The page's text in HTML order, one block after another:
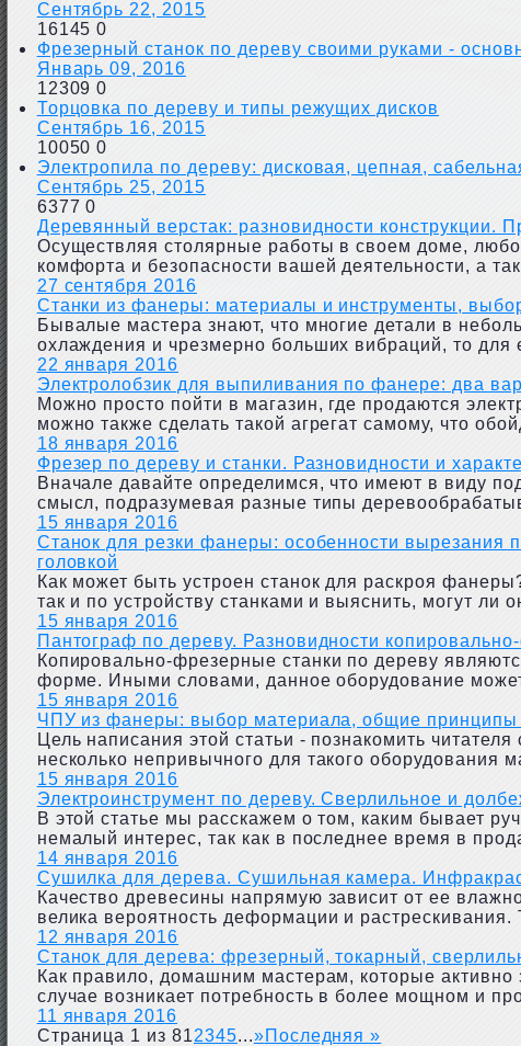
Сентябрь 22, 2015
16145 0
Фрезерный станок по дереву своими руками -
Январь 09, 2016
12309 0
Торцовка по дереву и типы режущих дисков
Сентябрь 16, 2015
10050 0
Электропила по дереву: дисковая, цепная,
Сентябрь 25, 2015
6377 0
Деревянный верстак: разновидности конструкции.
Осуществляя столярные работы в своем доме,
комфорта и безопасности вашей деятельности, а
27 сентября 2016
Станки из фанеры: материалы и инструменты,
Бывалые мастера знают, что многие детали в
охлаждения и чрезмерно больших вибраций, то
22 января 2016
Электролобзик для выпиливания по фанере: два
Можно просто пойти в магазин, где продаются
можно также сделать такой агрегат самому, что
18 января 2016
Фрезер по дереву и станки. Разновидности и
Вначале давайте определимся, что имеют в виду
смысл, подразумевая разные типы
15 января 2016
Станок для резки фанеры: особенности вырезания
головкой
Как может быть устроен станок для раскроя
так и по устройству станками и выяснить, могут ли
15 января 2016
Пантограф по дереву. Разновидности
Копировально-фрезерные станки по дереву
форме. Иными словами, данное оборудование
15 января 2016
ЧПУ из фанеры: выбор материала, общие принципы
Цель написания этой статьи - познакомить
несколько непривычного для такого оборудования
15 января 2016
Электроинструмент по дереву. Сверлильное и
В этой статье мы расскажем о том, каким бывает
немалый интерес, так как в последнее время в
14 января 2016
Сушилка для дерева. Сушильная камера.
Качество древесины напрямую зависит от ее
велика вероятность деформации и
12 января 2016
Станок для дерева: фрезерный, токарный,
Как правило, домашним мастерам, которые
случае возникает потребность в более мощном и
11 января 2016
Страница 1 из 812345...»Последняя »